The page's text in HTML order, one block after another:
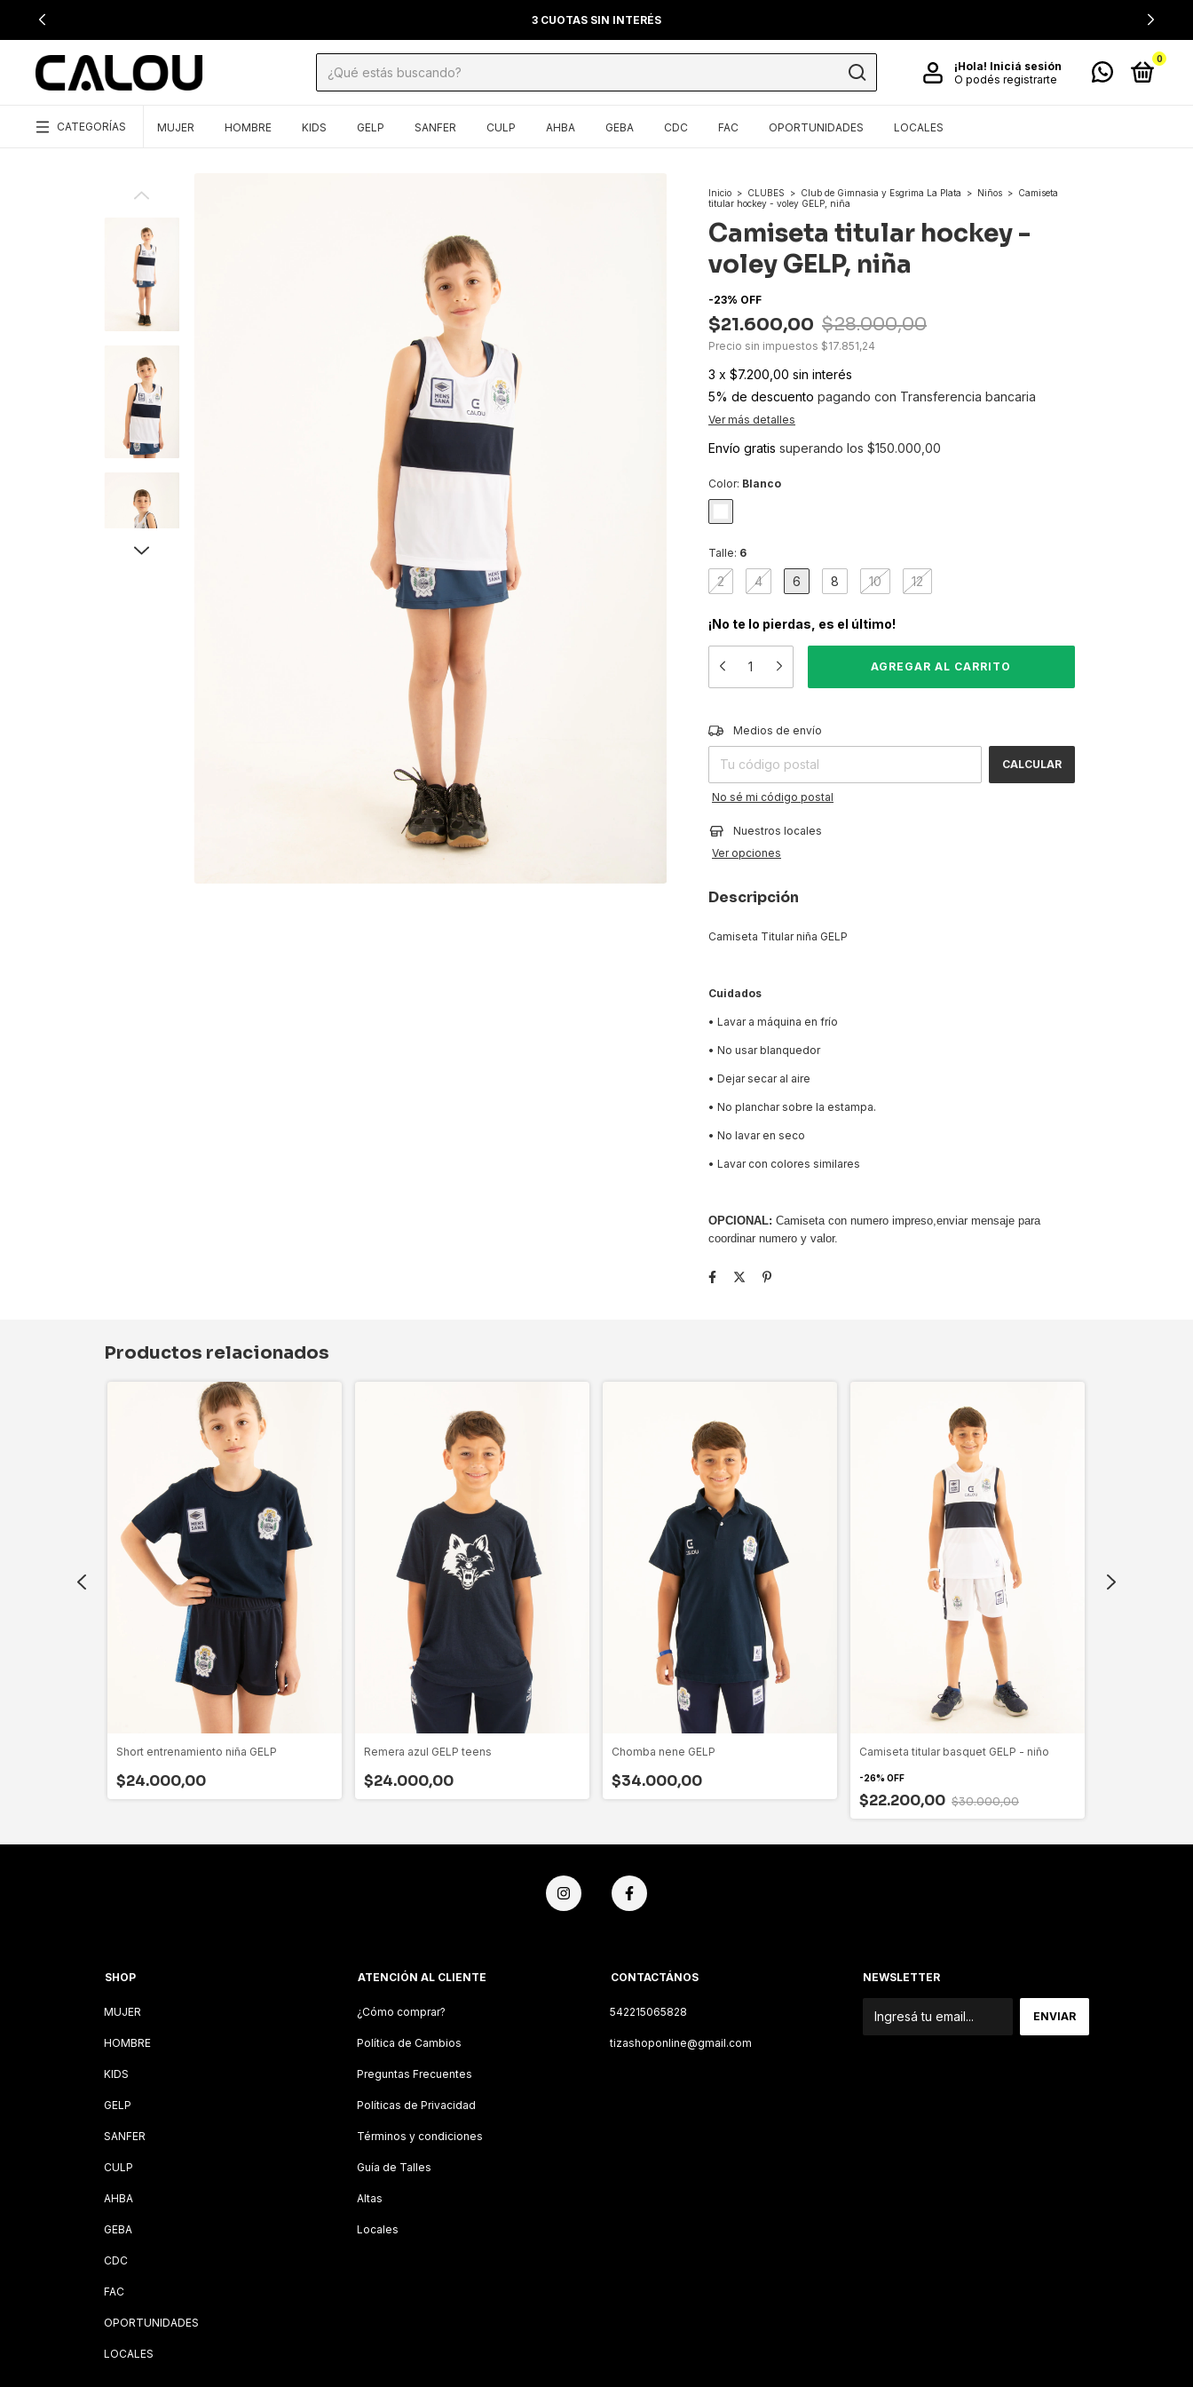
3 CUOTAS SIN INTERÉS
¡Hola! Iniciá sesión
O podés registrarte
0
CATEGORÍAS MUJER HOMBRE KIDS GELP SANFER CULP AHBA GEBA CDC FAC OPORTUNIDADES LOCALES
Inicio > CLUBES > Club de Gimnasia y Esgrima La Plata > Niños > Camiseta
titular hockey - voley GELP, niña
Camiseta titular hockey -
voley GELP, niña
-23% OFF
$21.600,00 $28.000,00
Precio sin impuestos $17.851,24
3 x $7.200,00 sin interés
5% de descuento pagando con Transferencia bancaria
Ver más detalles
Envío gratis superando los $150.000,00
Color: Blanco
Talle: 6
2 4 6 8 10 12
¡No te lo pierdas, es el último!
Entregas para el CP:
Medios de envío
CALCULAR
No sé mi código postal
Nuestros locales
Ver opciones
Descripción
Camiseta Titular niña GELP
Cuidados
• Lavar a máquina en frío
• No usar blanquedor
• Dejar secar al aire
• No planchar sobre la estampa.
• No lavar en seco
• Lavar con colores similares
OPCIONAL: Camiseta con numero impreso,enviar mensaje para
coordinar numero y valor.
Productos relacionados
Short entrenamiento niña GELP
$24.000,00
Remera azul GELP teens
$24.000,00
Chomba nene GELP
$34.000,00
Camiseta titular basquet GELP - niño
-26% OFF
$22.200,00 $30.000,00
SHOP
MUJER
HOMBRE
KIDS
GELP
SANFER
CULP
AHBA
GEBA
CDC
FAC
OPORTUNIDADES
LOCALES
ATENCIÓN AL CLIENTE
¿Cómo comprar?
Política de Cambios
Preguntas Frecuentes
Políticas de Privacidad
Términos y condiciones
Guía de Talles
Altas
Locales
CONTACTÁNOS
542215065828
tizashoponline@gmail.com
NEWSLETTER